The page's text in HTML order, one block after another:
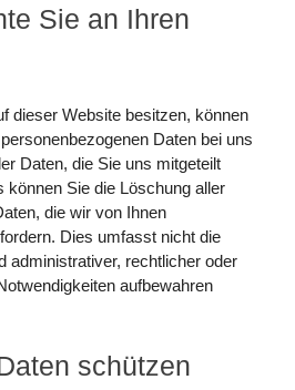
Sie an Ihren
dieser Website besitzen, können
Daten bei uns
Daten, die Sie uns mitgeteilt
können Sie die Löschung aller
die wir von Ihnen
Dies umfasst nicht die
administrativer, rechtlicher oder
aufbewahren
schützen